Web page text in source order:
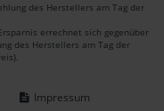
des Herstellers am Tag der
errechnet sich gegenüber
des Herstellers am Tag der
Impressum